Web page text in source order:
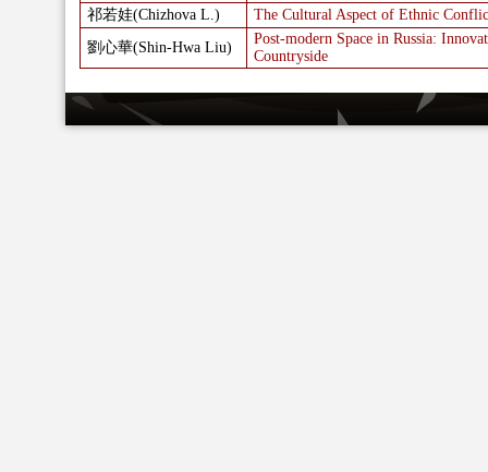
祁若娃(Chizhova L.)
The Cultural Aspect of Ethnic
劉心華(Shin-Hwa Liu)
Post-modern Space in Russia:
Countryside